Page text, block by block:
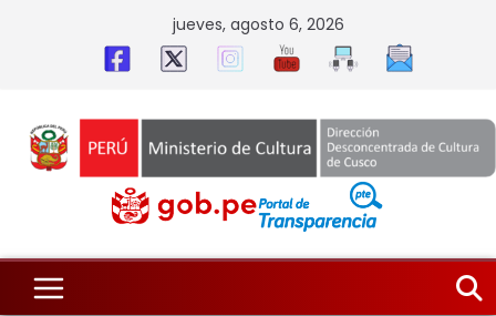
jueves, agosto 6, 2026